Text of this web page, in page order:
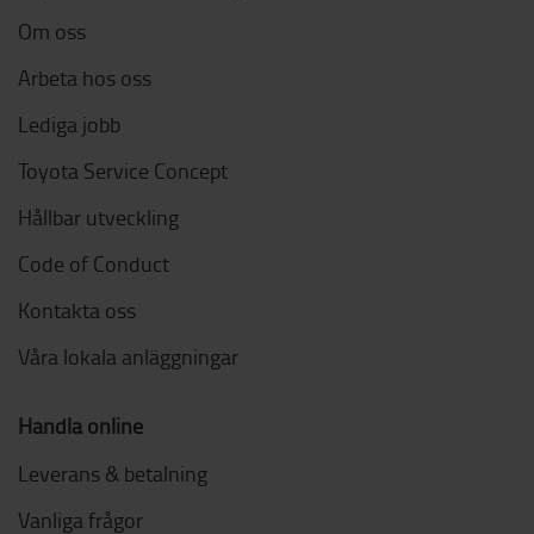
Om oss
Arbeta hos oss
Lediga jobb
Toyota Service Concept
Hållbar utveckling
Code of Conduct
Kontakta oss
Våra lokala anläggningar
Handla online
Leverans & betalning
Vanliga frågor